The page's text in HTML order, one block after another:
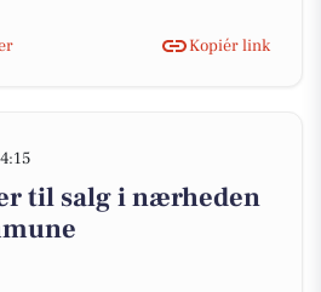
Kopiér link
til salg i nærheden